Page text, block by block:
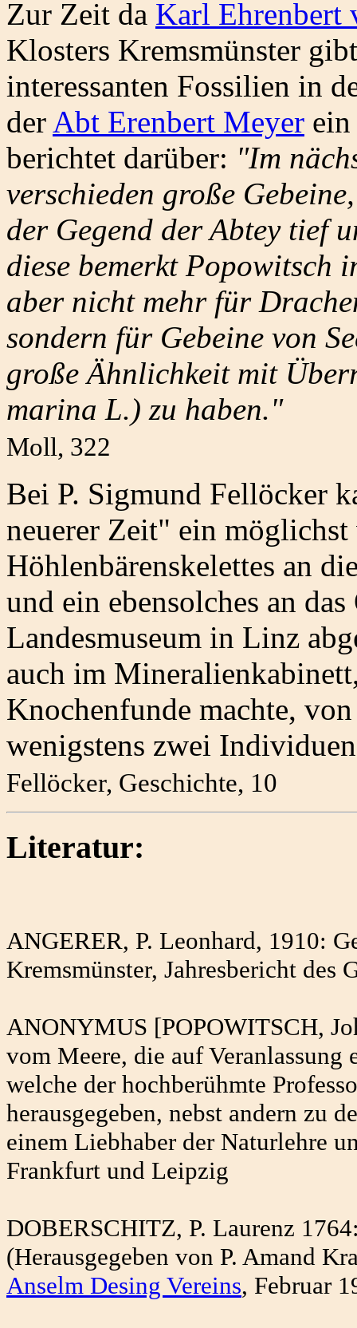
Zur Zeit da Karl Ehrenbert
Klosters Kremsmünster
interessanten Fossilien in
der Abt Erenbert Meyer
berichtet darüber: "Im
verschieden große
der Gegend der Abtey tief
diese bemerkt Popowitsch
aber nicht mehr für
sondern für Gebeine von
große Ähnlichkeit mit
marina L.) zu haben."
Moll, 322
Bei P. Sigmund Fellöcker
neuerer Zeit" ein
Höhlenbärenskelettes an
und ein ebensolches an
Landesmuseum in Linz
auch im
Knochenfunde machte,
wenigstens zwei
Fellöcker, Geschichte, 10
Literatur:
ANGERER, P. Leonhard, 1910:
Kremsmünster, Jahresbericht des
ANONYMUS [POPOWITSCH,
vom Meere, die auf
welche der hochberühmte
herausgegeben, nebst andern zu
einem Liebhaber der Naturlehre
Frankfurt und Leipzig
DOBERSCHITZ, P. Laurenz
(Herausgegeben von P. Amand
Anselm Desing Vereins, Februar